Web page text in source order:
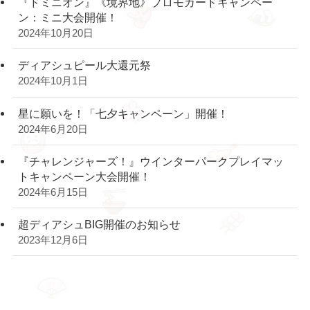
ン：ミニ大会開催！
2024年10月20日
ディアシュピール大還元祭
2024年10月1日
星に願いを！「七夕キャンペーン」開催！
2024年6月20日
『チャレンジャーズ！』ウインターパークプレイマッ
トキャンペーン大会開催！
2024年6月15日
超ディアシュBIG開催のお知らせ
2023年12月6日